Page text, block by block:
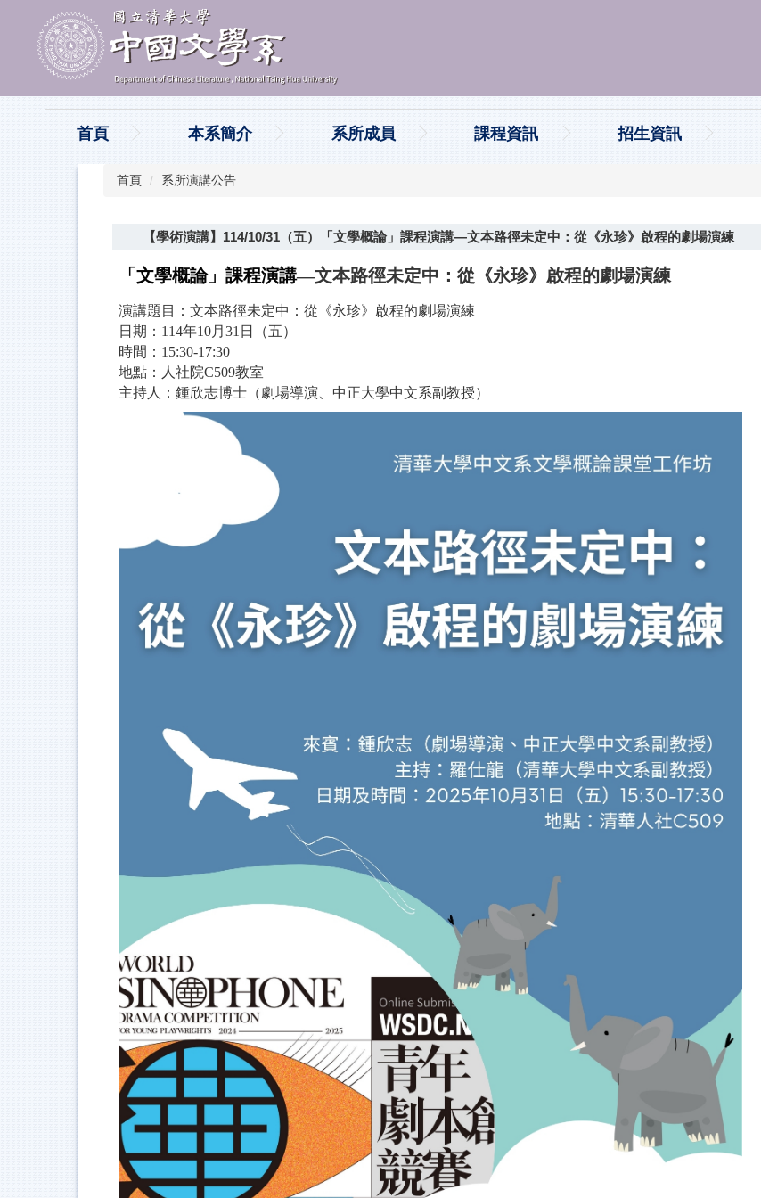
首頁 本系簡介 系所成員 課程資訊 招生資訊
首頁 系所演講公告
【學術演講】114/10/31（五）「文學概論」課程演講—文本路徑未定中：從《永珍》啟程的劇場演練
「文學概論」 課程演講—文本路徑未定中：從《永珍》啟程的劇場演練
演講題目：文本路徑未定中：從《永珍》啟程的劇場演練
日期：114年10月31日（五）
時間：15:30-17:30
地點：人社院C509教室
主持人：鍾欣志博士（劇場導演、中正大學中文系副教授）